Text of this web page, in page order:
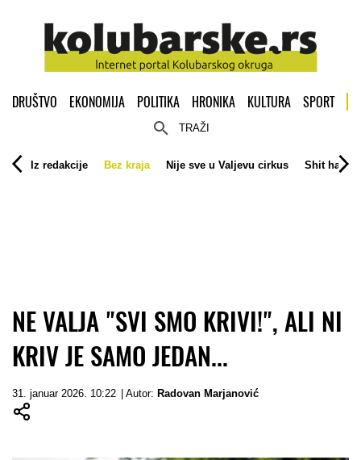
DRUŠTVO EKONOMIJA POLITIKA HRONIKA KULTURA SPORT
TRAŽI
Iz redakcije Bez kraja Nije sve u Valjevu cirkus Shit
NE VALJA "SVI SMO KRIVI!", ALI NI
KRIV JE SAMO JEDAN...
31. januar 2026. 10:22 | Autor: Radovan Marjanović